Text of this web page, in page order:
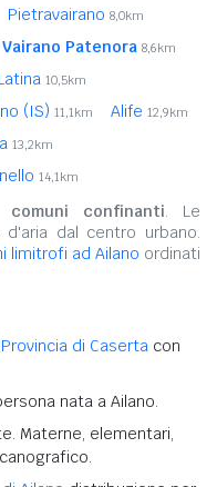
Pietravairano 8,0km
Vairano Patenora 8,6km
10,5km
(IS) 11,1km Alife 12,9km
13,2km
14,1km
comuni confinanti. Le
dal centro urbano.
limitrofi ad Ailano ordinati
di Caserta con
nata a Ailano.
Materne, elementari,